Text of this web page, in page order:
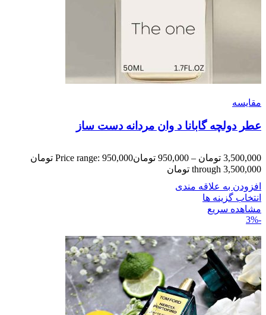
مقایسه
عطر دولچه گابانا د وان مردانه دست ساز
3,500,000 تومان –
950,000 تومان
Price range: 950,000 تومان
through 3,500,000 تومان
افزودن به علاقه مندی
انتخاب گزینه ها
مشاهده سریع
-3%